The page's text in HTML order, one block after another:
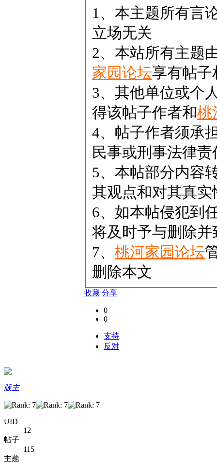
1、本主题所有言
立场无关
2、本站所有主题
家园论坛享有帖子
3、其他单位或个
得该帖子作者和桃
4、帖子作者须承
民事或刑事法律责
5、本帖部分内容
其观点和对其真实
6、如本帖侵犯到
将及时予与删除
7、 桃河家园论坛
删除本文
收藏 分享
0
0
支持
反对
版主
UID
12
帖子
115
主题